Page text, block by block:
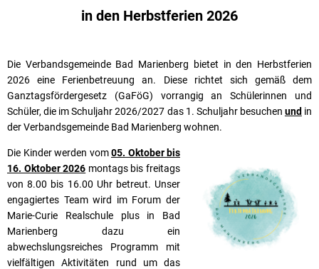
in den Herbstferien 2026
Die Verbandsgemeinde Bad Marienberg bietet in den Herbstferien
2026 eine Ferienbetreuung an. Diese richtet sich gemäß dem
Ganztagsfördergesetz (GaFöG) vorrangig an Schülerinnen und
Schüler, die im Schuljahr 2026/2027 das 1. Schuljahr besuchen und in
der Verbandsgemeinde Bad Marienberg wohnen.
Die Kinder werden vom05. Oktober bis
16. Oktober 2026 montags bis freitags
von 8.00 bis 16.00 Uhr betreut. Unser
engagiertes Team wird im Forum der
Marie-Curie Realschule plus in Bad
Marienberg dazu ein
abwechslungsreiches Programm mit
vielfältigen Aktivitäten rund um das